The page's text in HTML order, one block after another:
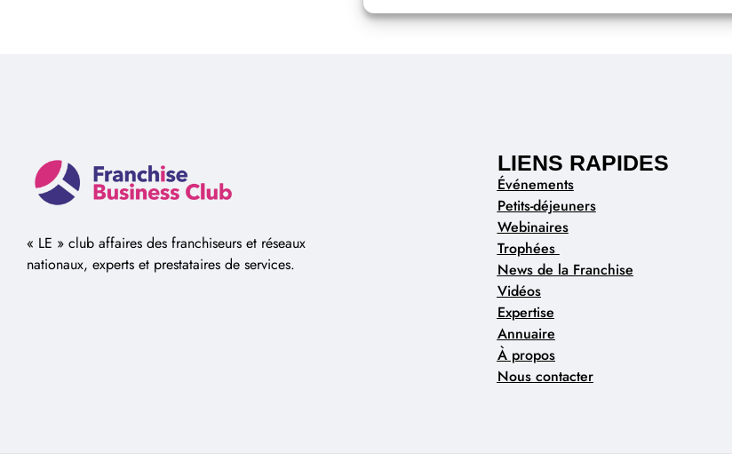
« LE » club affaires des franchiseurs et réseaux
nationaux, experts et prestataires de services.
LIENS RAPIDES
Événements
Petits-déjeuners
Webinaires
Trophées
News de la Franchise
Vidéos
Expertise
Annuaire
À propos
Nous contacter